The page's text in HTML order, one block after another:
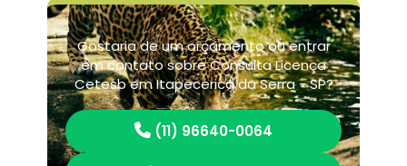
Gostaria de um orçamento ou entrar
em contato sobre Consulta Licença
Cetesb em Itapecerica da Serra - SP?
(11) 96640-0064